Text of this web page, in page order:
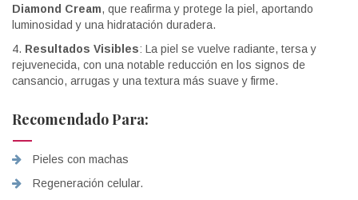
Diamond Cream, que reafirma y protege la piel, aportando
luminosidad y una hidratación duradera.
Resultados Visibles: La piel se vuelve radiante, tersa y
rejuvenecida, con una notable reducción en los signos de
cansancio, arrugas y una textura más suave y firme​.
Recomendado Para:
Pieles con machas
Regeneración celular.